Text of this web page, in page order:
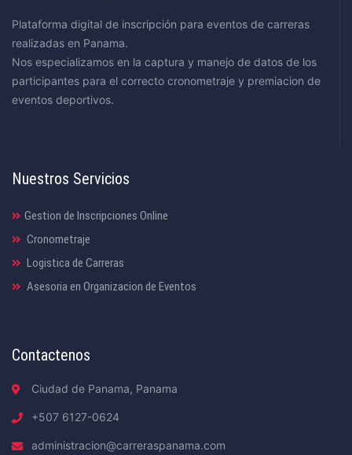
Plataforma digital de inscripción para eventos de carreras
realizadas en Panama.
Nos especializamos en la captura y manejo de datos de los
participantes para el correcto cronometraje y premiacion de
eventos deportivos.
Nuestros Servicios
Gestion de Inscripciones Online
Cronometraje
Logistica de Carreras
Asesoria en Organizacion de Eventos
Contactenos
Ciudad de Panama, Panama
+507 6127-0624
administracion@carreraspanama.com